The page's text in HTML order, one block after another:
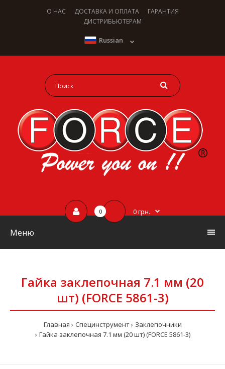
О НАС ДОСТАВКА И ОПЛАТА
ГАРАНТИЯ
ДИСТРИБЬЮТЕРАМ
Russian
0 0 грн.
Меню
Гайка заклепочная 7.1 мм (20
шт) (FORCE 5861-3)
Главная Специнструмент
Заклепочники
Гайка заклепочная 7.1 мм (20 шт) (FORCE 5861-3)